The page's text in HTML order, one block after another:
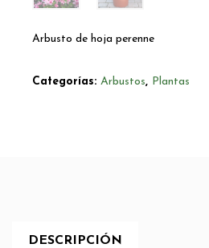
Arbusto de hoja perenne
Categorías: Arbustos, Plantas
DESCRIPCIÓN